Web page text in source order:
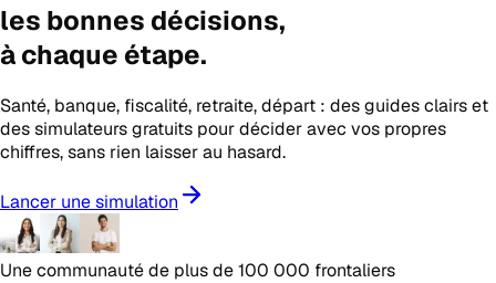
les bonnes décisions,
à chaque étape.
Santé, banque, fiscalité, retraite, départ : des guides clairs et
des simulateurs gratuits pour décider avec vos propres
chiffres, sans rien laisser au hasard.
Lancer une simulation
Une communauté de plus de100 000 frontaliers